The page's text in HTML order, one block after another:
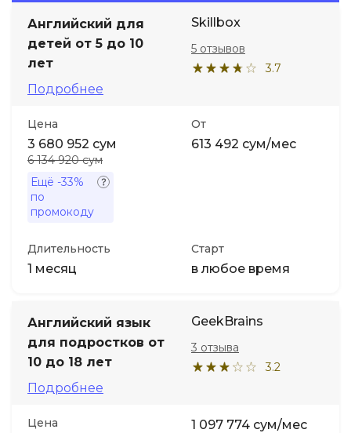
Английский для
детей от 5 до 10
лет
Подробнее
Skillbox
3.7
5 отзывов
Цена
3 680 952 сум
6 134 920 сум
Ещё -33%
по
промокоду
От
613 492 сум/мес
Длительность
1 месяц
Старт
в любое время
Английский язык
для подростков от
10 до 18 лет
Подробнее
GeekBrains
3.2
3 отзыва
Цена 1 097 774 сум/мес
Иностранные языки
Soft Skills
ДПО
Детям
Акции и промокоды